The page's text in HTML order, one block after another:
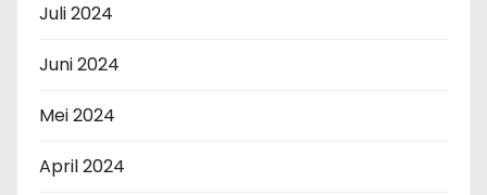
Juli 2024
Juni 2024
Mei 2024
April 2024